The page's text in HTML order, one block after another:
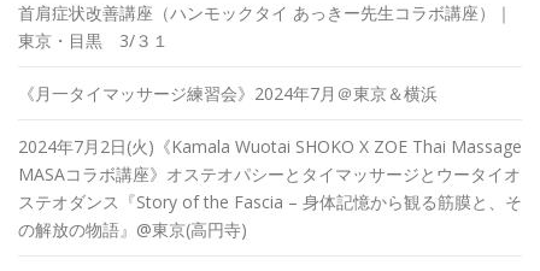
首肩症状改善講座（ハンモックタイ あっきー先生コラボ講座）｜
東京・目黒 3/３１
《月一タイマッサージ練習会》2024年7月＠東京＆横浜
2024年7月2日(火)《Kamala Wuotai SHOKO X ZOE Thai Massage
MASAコラボ講座》オステオパシーとタイマッサージとウータイオ
ステオダンス『Story of the Fascia – 身体記憶から観る筋膜と、そ
の解放の物語』@東京(高円寺)